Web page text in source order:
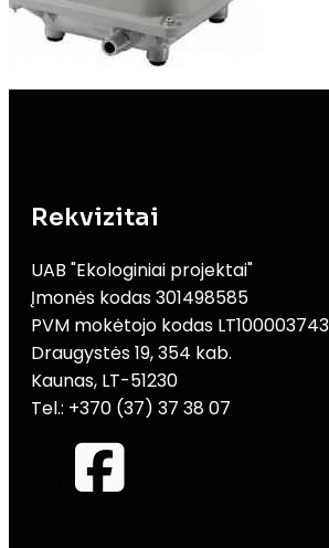
Rekvizitai
UAB "Ekologiniai projektai"
Įmonės kodas 301498585
PVM mokėtojo kodas
Draugystės 19, 354 kab.
Kaunas, LT-51230
Tel.: +370 (37) 37 38 07